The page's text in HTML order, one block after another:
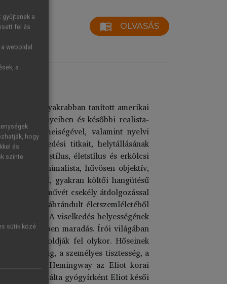
menu_book OLVASÁS
leggyakrabban tanított amerikai
regényeiben és későbbi realista-
eszmeiségével, valamint nyelvi
viselkedési titkait, helytállásának
nyelvi stílus, életstílus és erkölcsi
minimalista, hűvösen objektív,
gyakran költői hangütésű
legtöbb művét csekély átdolgozással
és az író kiábrándult életszemléletéből
A viselkedés helyességének
életben maradás. Írói világában
rítusok oldják fel olykor. Hőseinek
bátorság, a személyes tisztesség, a
nélkül Hemingway az Eliot korai
de nem kínálta gyógyírként Eliot késői
a
fel és
weboldal
a
hogy
és
szinte
sütik közé